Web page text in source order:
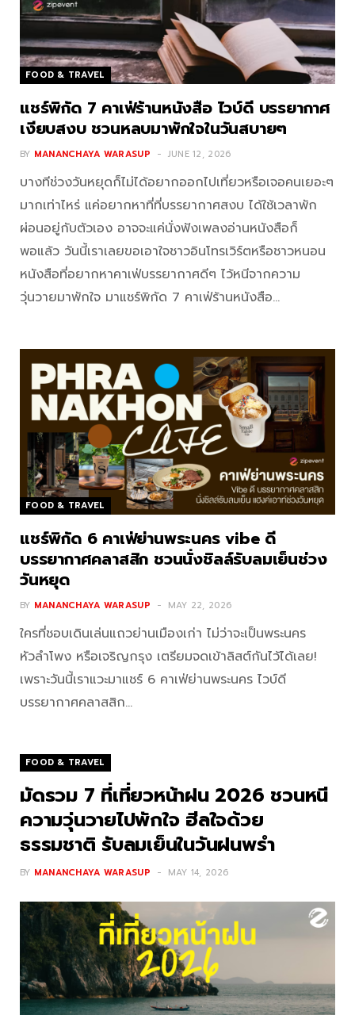
FOOD & TRAVEL
แชร์พิกัด 7 คาเฟ่ร้านหนังสือ ไวบ์ดี บรรยากาศ
เงียบสงบ ชวนหลบมาพักใจในวันสบายๆ
BY MANANCHAYA WARASUP JUNE 12, 2026
บางทีช่วงวันหยุดก็ไม่ได้อยากออกไปเที่ยวหรือเจอคนเยอะๆ
มากเท่าไหร่ แค่อยากหาที่ที่บรรยากาศสงบ ได้ใช้เวลาพัก
ผ่อนอยู่กับตัวเอง อาจจะแค่นั่งฟังเพลงอ่านหนังสือก็
พอแล้ว วันนี้เราเลยขอเอาใจชาวอินโทรเวิร์ตหรือชาวหนอน
หนังสือที่อยากหาคาเฟ่บรรยากาศดีๆ ไว้หนีจากความ
วุ่นวายมาพักใจ มาแชร์พิกัด 7 คาเฟ่ร้านหนังสือ…
FOOD & TRAVEL
แชร์พิกัด 6 คาเฟ่ย่านพระนคร vibe ดี
บรรยากาศคลาสสิก ชวนนั่งชิลล์รับลมเย็นช่วง
วันหยุด
BY MANANCHAYA WARASUP MAY 22, 2026
ใครที่ชอบเดินเล่นแถวย่านเมืองเก่า ไม่ว่าจะเป็นพระนคร
หัวลำโพง หรือเจริญกรุง เตรียมจดเข้าลิสต์กันไว้ได้เลย!
เพราะวันนี้เราแวะมาแชร์ 6 คาเฟ่ย่านพระนคร ไวบ์ดี
บรรยากาศคลาสสิก…
FOOD & TRAVEL
มัดรวม 7 ที่เที่ยวหน้าฝน 2026 ชวนหนี
ความวุ่นวายไปพักใจ ฮีลใจด้วย
ธรรมชาติ รับลมเย็นในวันฝนพรำ
BY MANANCHAYA WARASUP MAY 14, 2026